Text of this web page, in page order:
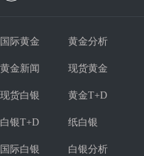
国际黄金 黄金分析
黄金新闻 现货黄金
现货白银 黄金T+D
白银T+D 纸白银
国际白银 白银分析